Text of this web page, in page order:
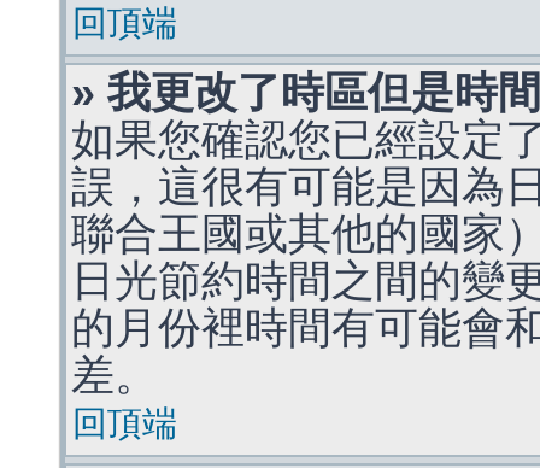
回頂端
» 我更改了時區但是時
如果您確認您已經設定
誤，這很有可能是因為
聯合王國或其他的國家
日光節約時間之間的變
的月份裡時間有可能會
差。
回頂端